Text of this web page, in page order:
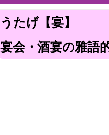
うたげ【宴】
宴会・酒宴の雅語